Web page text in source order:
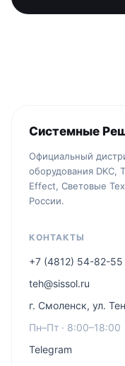
Системные
Официальный
оборудования DKC,
Effect, Световые
России.
КОНТАКТЫ
+7 (4812) 54-82-55
teh@sissol.ru
г. Смоленск, ул.
Пн–Пт · 8:00–18:00
Telegram